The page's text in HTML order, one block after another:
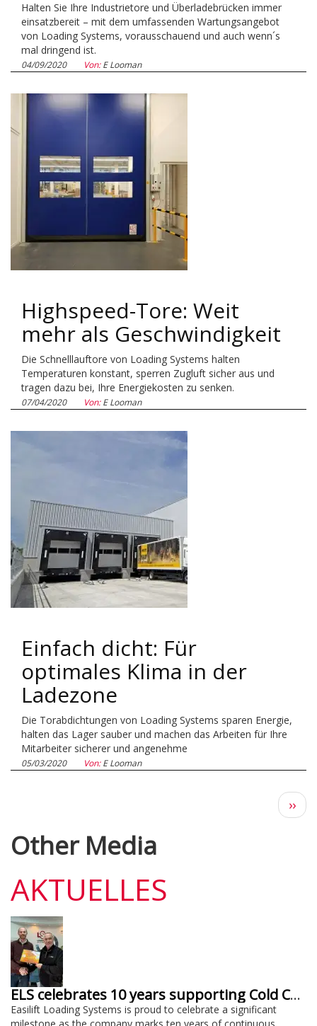
Halten Sie Ihre Industrietore und Überladebrücken immer
einsatzbereit – mit dem umfassenden Wartungsangebot
von Loading Systems, vorausschauend und auch wenn´s
mal dringend ist.
04/09/2020 Von:E Looman
Highspeed-Tore: Weit
mehr als Geschwindigkeit
Die Schnelllauftore von Loading Systems halten
Temperaturen konstant, sperren Zugluft sicher aus und
tragen dazu bei, Ihre Energiekosten zu senken.
07/04/2020 Von:E Looman
Einfach dicht: Für
optimales Klima in der
Ladezone
Die Torabdichtungen von Loading Systems sparen Energie,
halten das Lager sauber und machen das Arbeiten für Ihre
Mitarbeiter sicherer und angenehme
05/03/2020 Von:E Looman
››
Other Media
AKTUELLES
ELS celebrates 10 years supporting Cold Chain Federation
Easilift Loading Systems is proud to celebrate a significant